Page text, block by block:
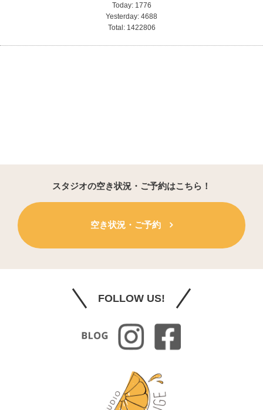
Today: 1776
Yesterday: 4688
Total: 1422806
スタジオの空き状況・ご予約はこちら！
空き状況・ご予約
FOLLOW US!